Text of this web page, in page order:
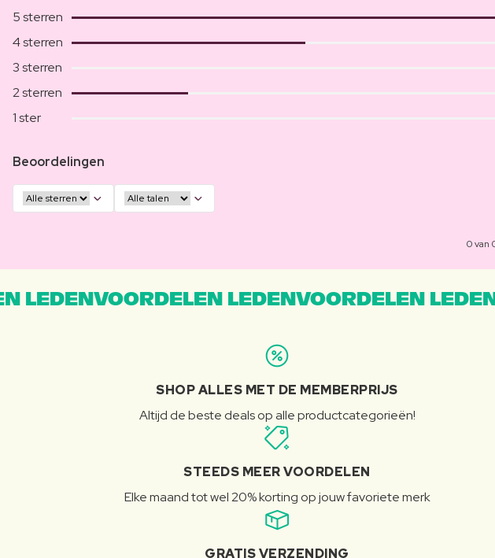
5 sterren
4 sterren
3 sterren
2 sterren
1 ster
Beoordelingen
0 van
LEDENVOORDELEN LEDENVOORDELEN
SHOP ALLES MET DE MEMBERPRIJS
Altijd de beste deals op alle productcategorieën!
STEEDS MEER VOORDELEN
Elke maand tot wel 20% korting op jouw favoriete merk
GRATIS VERZENDING